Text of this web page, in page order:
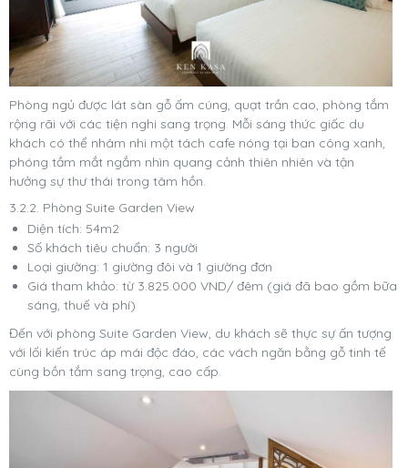
Phòng ngủ được lát sàn gỗ ấm cúng, quạt trần cao, phòng tắm
rộng rãi với các tiện nghi sang trọng. Mỗi sáng thức giấc du
khách có thể nhâm nhi một tách cafe nóng tại ban công xanh,
phóng tầm mắt ngắm nhìn quang cảnh thiên nhiên và tận
hưởng sự thư thái trong tâm hồn.
3.2.2. Phòng Suite Garden View
Diện tích: 54m2
Số khách tiêu chuẩn: 3 người
Loại giường: 1 giường đôi và 1 giường đơn
Giá tham khảo: từ 3.825.000 VND/ đêm (giá đã bao gồm bữa
sáng, thuế và phí)
Đến với phòng Suite Garden View, du khách sẽ thực sự ấn tượng
với lối kiến trúc áp mái độc đáo, các vách ngăn bằng gỗ tinh tế
cùng bồn tắm sang trọng, cao cấp.